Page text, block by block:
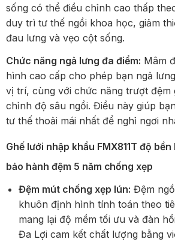
sống có thể điều chỉnh cao thấp
duy trì tư thế ngồi khoa học, giảm
đau lưng và vẹo cột sống.
Chức năng ngả lưng đa điểm: Mâm
hình cao cấp cho phép bạn ngả
vị trí, cùng với chức năng trượt đệm
chỉnh độ sâu ngồi. Điều này giúp
tư thế thoải mái nhất để nghỉ ngơi
Ghế lưới nhập khẩu FMX811T độ
bảo hành đệm 5 năm chống xẹp
Đệm mút chống xẹp lún: Đệm
khuôn định hình tính toán theo
mang lại độ mềm tối ưu và đàn
Đa Lợi cam kết chất lượng bằng